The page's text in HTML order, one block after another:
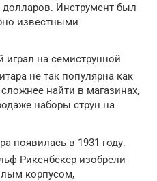
долларов. Инструмент был
известными
на семиструнной
не так популярна как
найти в магазинах,
наборы струн на
появилась в 1931 году.
Рикенбекер изобрели
корпусом,